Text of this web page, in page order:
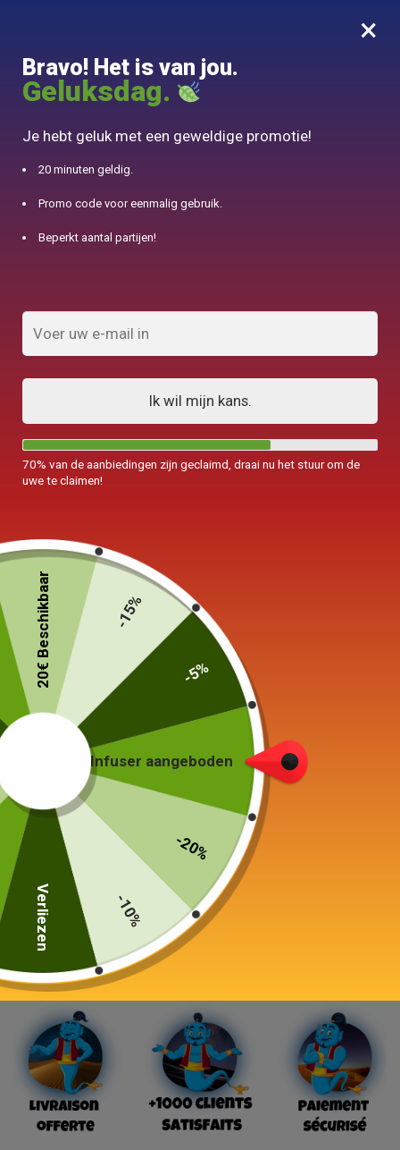
0
10% aangeboden voor 50€ aankopen met DJINN-code10
Waterkoker Sifflanting
Inductie 2,5L
Kleur
×
Bravo! Het is van jou.
Geluksdag.
Je hebt geluk met een geweldige promotie!
20 minuten geldig.
Promo code voor eenmalig gebruik.
Beperkt aantal partijen!
Ik wil mijn kans.
70% van de aanbiedingen zijn geclaimd, draai nu het stuur om de
uwe te claimen!
Infuser aangeboden
-20%
-10%
Verliezen
20€ Beschikbaar -15%
-5%